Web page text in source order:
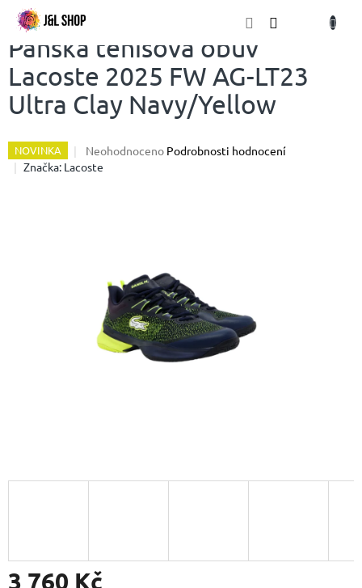
Přejít
obsah
Pánská tenisová obuv
Lacoste 2025 FW AG-LT23
Ultra Clay Navy/Yellow
NOVINKA
Průměrné
hodnocení
Neohodnoceno Podrobnosti hodnocení
Značka: Lacoste
3 760 Kč